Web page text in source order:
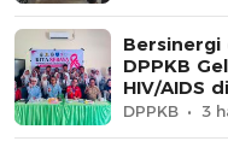
Bersinergi
DPPKB
HIV/AIDS
DPPKB 3